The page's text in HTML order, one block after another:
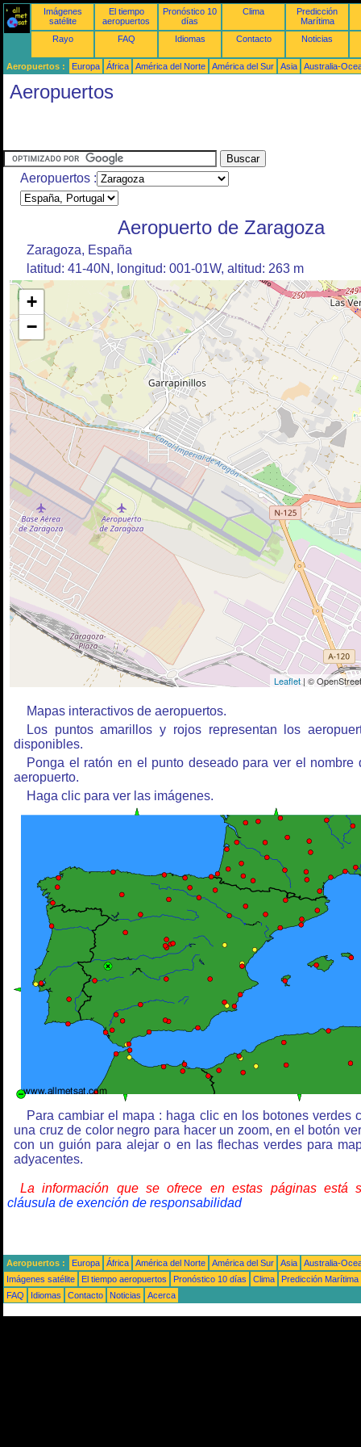
Imágenes
satélite
El tiempo
aeropuertos
Pronóstico 10
días
Clima
Predicción
Marítima
Rayo
FAQ Idiomas Contacto Noticias
Aeropuertos : Europa África América del Norte América del Sur Asia Australia-
Aeropuertos
Aeropuertos :
Aeropuerto de Zaragoza
Zaragoza, España
latitud: 41-40N, longitud: 001-01W, altitud: 263 m
+
−
Leaflet| ©
Mapas interactivos de aeropuertos.
Los puntos amarillos y rojos representan los
disponibles.
Ponga el ratón en el punto deseado para ver el nombre
aeropuerto.
Haga clic para ver las imágenes.
Para cambiar el mapa : haga clic en los botones verdes
una cruz de color negro para hacer un zoom, en el botón
con un guión para alejar o en las flechas verdes para
adyacentes.
La información que se ofrece en estas páginas está
cláusula de exención de responsabilidad
Aeropuertos : Europa África América del Norte América del Sur Asia
Australia-
Imágenes satélite
El tiempo aeropuertos Pronóstico 10 días Clima
Predicción Marítima
FAQ
Idiomas Contacto Noticias Acerca